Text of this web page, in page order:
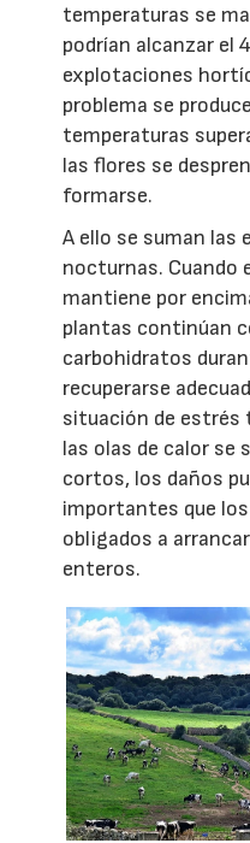
temperaturas se
podrían alcanzar el
explotaciones
problema se
temperaturas
las flores se
formarse.
A ello se suman las
nocturnas. Cuando
mantiene por
plantas continúan
carbohidratos
recuperarse
situación de estrés
las olas de calor se
cortos, los daños
importantes que
obligados a
enteros.